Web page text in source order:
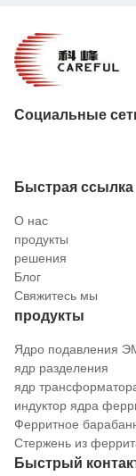
Социальные
Быстрая ссылка
О нас
продукты
решения
Блог
Свяжитесь мы
продукты
Ядро подавления
ядр разделения
ядр
индуктор ядра
Ферритное
Стержень из
Быстрый